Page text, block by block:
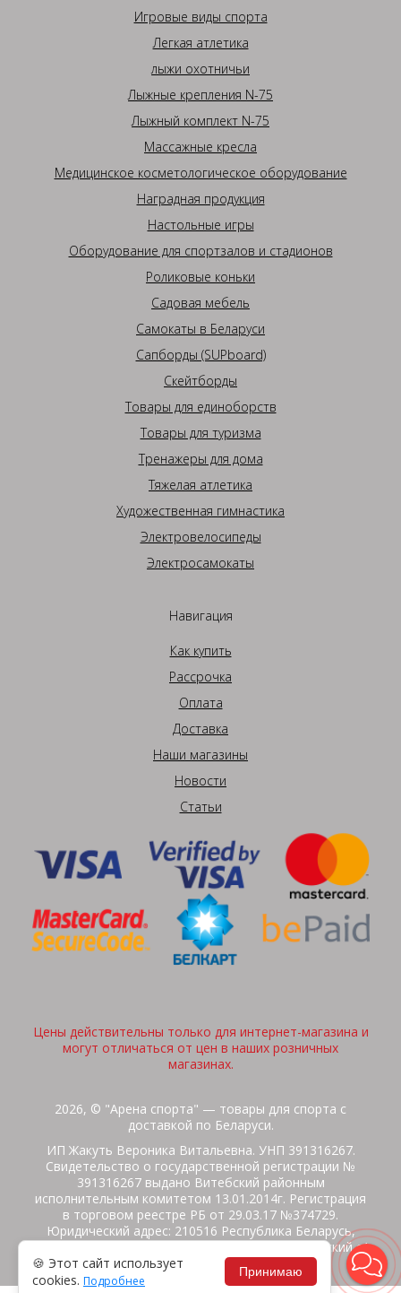
Игровые виды спорта
Легкая атлетика
лыжи охотничьи
Лыжные крепления N-75
Лыжный комплект N-75
Массажные кресла
Медицинское косметологическое оборудование
Наградная продукция
Настольные игры
Оборудование для спортзалов и стадионов
Роликовые коньки
Садовая мебель
Самокаты в Беларуси
Сапборды (SUPboard)
Скейтборды
Товары для единоборств
Товары для туризма
Тренажеры для дома
Тяжелая атлетика
Художественная гимнастика
Электровелосипеды
Электросамокаты
Навигация
Как купить
Рассрочка
Оплата
Доставка
Наши магазины
Новости
Статьи
Цены действительны только для интернет-магазина и
могут отличаться от цен в наших розничных
магазинах.
2026, © "Арена спорта" — товары для спорта с
доставкой по Беларуси.
ИП Жакуть Вероника Витальевна. УНП 391316267.
Свидетельство о государственной регистрации №
391316267 выдано Витебский районным
исполнительным комитетом 13.01.2014г. Регистрация
в торговом реестре РБ от 29.03.17 №374729.
Юридический адрес: 210516 Республика Беларусь,
Витебская область, Витебский район, Бабиничский с/
с, аг.Ольгово, ул.Школьная
🍪 Этот сайт использует
cookies. Подробнее
Принимаю